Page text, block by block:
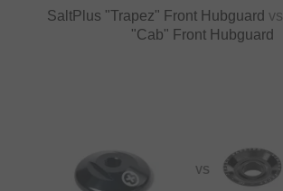
SaltPlus "Trapez" Front Hubguard vs
"Cab" Front Hubguard
VS